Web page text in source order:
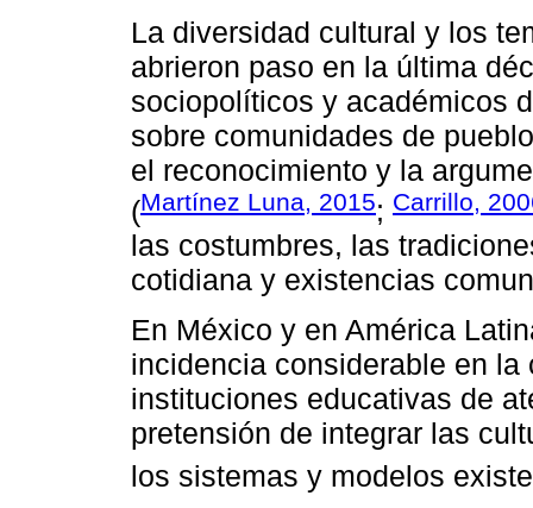
La diversidad cultural y los
abrieron paso en la última
sociopolíticos y académicos
sobre comunidades de
el reconocimiento y la
(Martínez Luna, 2015; Carrillo,
las costumbres, las
cotidiana y existencias
En México y en América
incidencia considerable en la
instituciones educativas de
pretensión de integrar las
los sistemas y modelos